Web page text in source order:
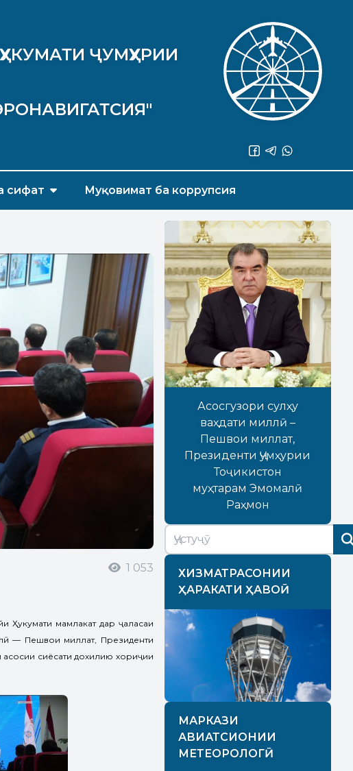
ҶУМҲУРИИ
сифат Муқовимат ба коррупсия
1 053
Ҳукумати мамлакат дар ҷаласаи
— Пешвои миллат, Президенти
сиёсати дохилию хориҷии
Асосгузори сулҳу
ваҳдати миллӣ –
Пешвои миллат,
Президенти Ҷумҳурии
Тоҷикистон
муҳтарам Эмомалӣ
Раҳмон
ХИЗМАТРАСОНИИ
ҲАРАКАТИ ҲАВОӢ
МАРКАЗИ
АВИАТСИОНИИ
МЕТЕОРОЛОГӢ